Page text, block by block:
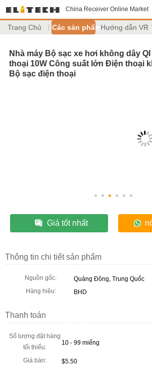
China Receiver Online Market
Trang Chủ Các sản phẩm Hướng dẫn VR
Nhà máy Bộ sạc xe hơi không dây
thoại 10W Công suất lớn Điện thoại
Bộ sạc điện thoại
Giá tốt nhất
Thông tin chi tiết sản phẩm
Nguồn gốc:
Quảng Đông, Trung Quốc
Hàng hiệu:
BHD
Thanh toán
Số lượng đặt hàng
tối thiểu:
10 - 99 miếng
Giá bán:
$5.50